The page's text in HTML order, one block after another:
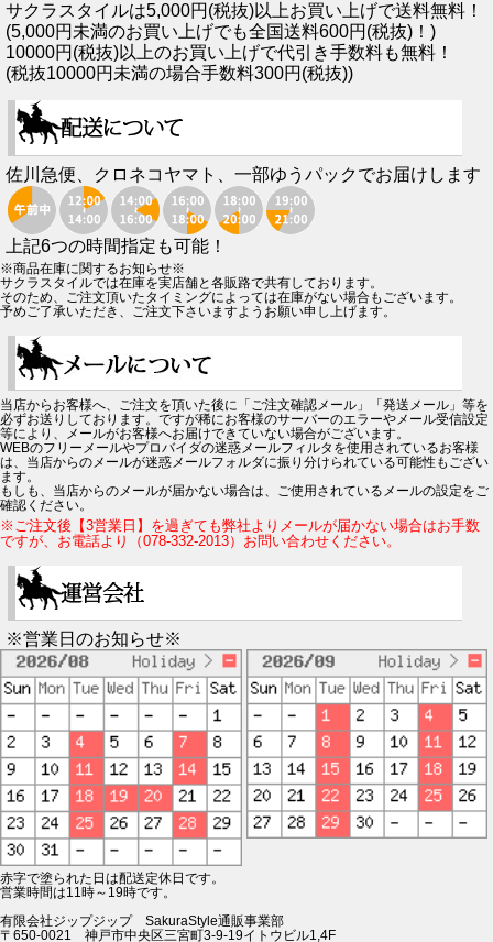
サクラスタイルは5,000円(税抜)以上お買い上げで送料無料！
(5,000円未満のお買い上げでも全国送料600円(税抜)！)
10000円(税抜)以上のお買い上げで代引き手数料も無料！
(税抜10000円未満の場合手数料300円(税抜))
佐川急便、クロネコヤマト、一部ゆうパックでお届けします
上記6つの時間指定も可能！
※商品在庫に関するお知らせ※
サクラスタイルでは在庫を実店舗と各販路で共有しております。
そのため、ご注文頂いたタイミングによっては在庫がない場合もございます。
予めご了承いただき、ご注文下さいますようお願い申し上げます。
当店からお客様へ、ご注文を頂いた後に「ご注文確認メール」「発送メール」等を
必ずお送りしております。ですが稀にお客様のサーバーのエラーやメール受信設定
等により、メールがお客様へお届けできていない場合がございます。
WEBのフリーメールやプロバイダの迷惑メールフィルタを使用されているお客様
は、当店からのメールが迷惑メールフォルダに振り分けられている可能性もござい
ます。
もしも、当店からのメールが届かない場合は、ご使用されているメールの設定をご
確認ください。
※ご注文後【3営業日】を過ぎても弊社よりメールが届かない場合はお手数
ですが、お電話より（078-332-2013）お問い合わせください。
※営業日のお知らせ※
赤字で塗られた日は配送定休日です。
営業時間は11時～19時です。
有限会社ジップジップ SakuraStyle通販事業部
〒650-0021 神戸市中央区三宮町3-9-19イトウビル1,4F